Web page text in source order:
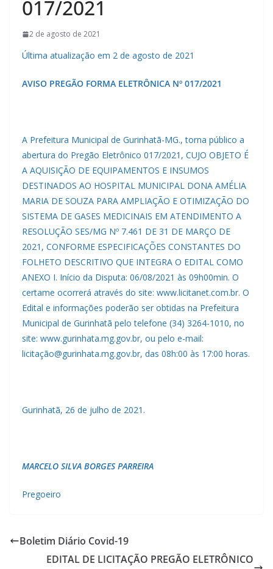
017/2021
2 de agosto de 2021
Última atualização em 2 de agosto de 2021
AVISO PREGÃO FORMA ELETRÔNICA Nº 017/2021
A Prefeitura Municipal de Gurinhatã-MG., torna público a
abertura do Pregão Eletrônico 017/2021, CUJO OBJETO É
A AQUISIÇÃO DE EQUIPAMENTOS E INSUMOS
DESTINADOS AO HOSPITAL MUNICIPAL DONA AMÉLIA
MARIA DE SOUZA PARA AMPLIAÇÃO E OTIMIZAÇÃO DO
SISTEMA DE GASES MEDICINAIS EM ATENDIMENTO A
RESOLUÇÃO SES/MG Nº 7.461 DE 31 DE MARÇO DE
2021, CONFORME ESPECIFICAÇÕES CONSTANTES DO
FOLHETO DESCRITIVO QUE INTEGRA O EDITAL COMO
ANEXO I. Início da Disputa: 06/08/2021 às 09h00min. O
certame ocorrerá através do site: www.licitanet.com.br. O
Edital e informações poderão ser obtidas na Prefeitura
Municipal de Gurinhatã pelo telefone (34) 3264-1010, no
site: www.gurinhata.mg.gov.br, ou pelo e-mail:
licitação@gurinhata.mg.gov.br, das 08h:00 às 17:00 horas.
Gurinhatã, 26 de julho de 2021.
MARCELO SILVA BORGES PARREIRA
Pregoeiro
Boletim Diário Covid-19
EDITAL DE LICITAÇÃO PREGÃO ELETRÔNICO